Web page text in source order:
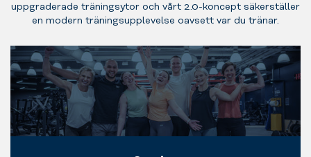
uppgraderade träningsytor och vårt 2.0-koncept säkerställer
en modern träningsupplevelse oavsett var du tränar.